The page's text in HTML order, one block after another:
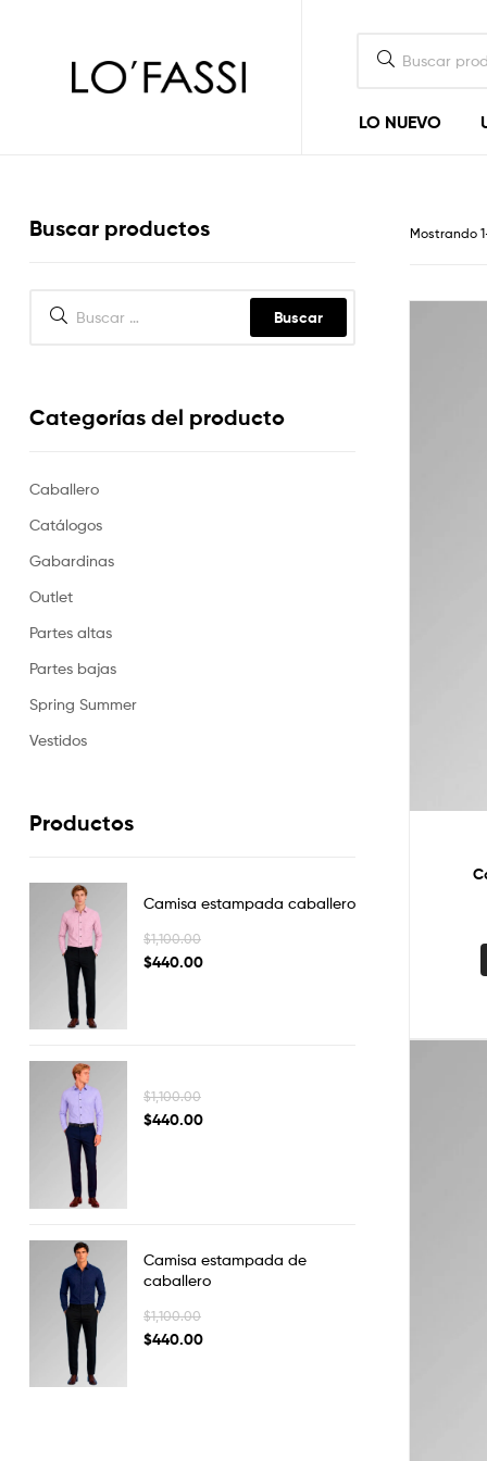
LO NUEVO
Mostrando
Buscar productos
Categorías del producto
Caballero
Catálogos
Gabardinas
Outlet
Partes altas
Partes bajas
Spring Summer
Vestidos
Productos
Camisa estampada caballero
$1,100.00
$440.00
$1,100.00
$440.00
Camisa estampada de
caballero
$1,100.00
$440.00